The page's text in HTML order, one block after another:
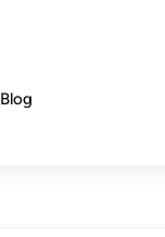
Blog